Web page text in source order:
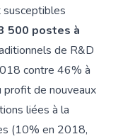
500 postes à
de R&D
contre 46% à
profit de nouveaux
liées à la
(10% en 2018,